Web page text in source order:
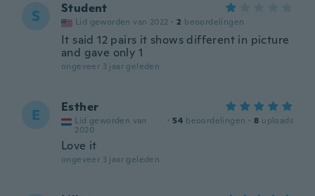
S Student
Lid geworden van 2022 · 2 beoordelingen
It said 12 pairs it shows different in picture
and gave only 1
ongeveer 3 jaar geleden
E Esther
Lid geworden van
2020
· 54 beoordelingen · 8 uploads
Love it
ongeveer 3 jaar geleden